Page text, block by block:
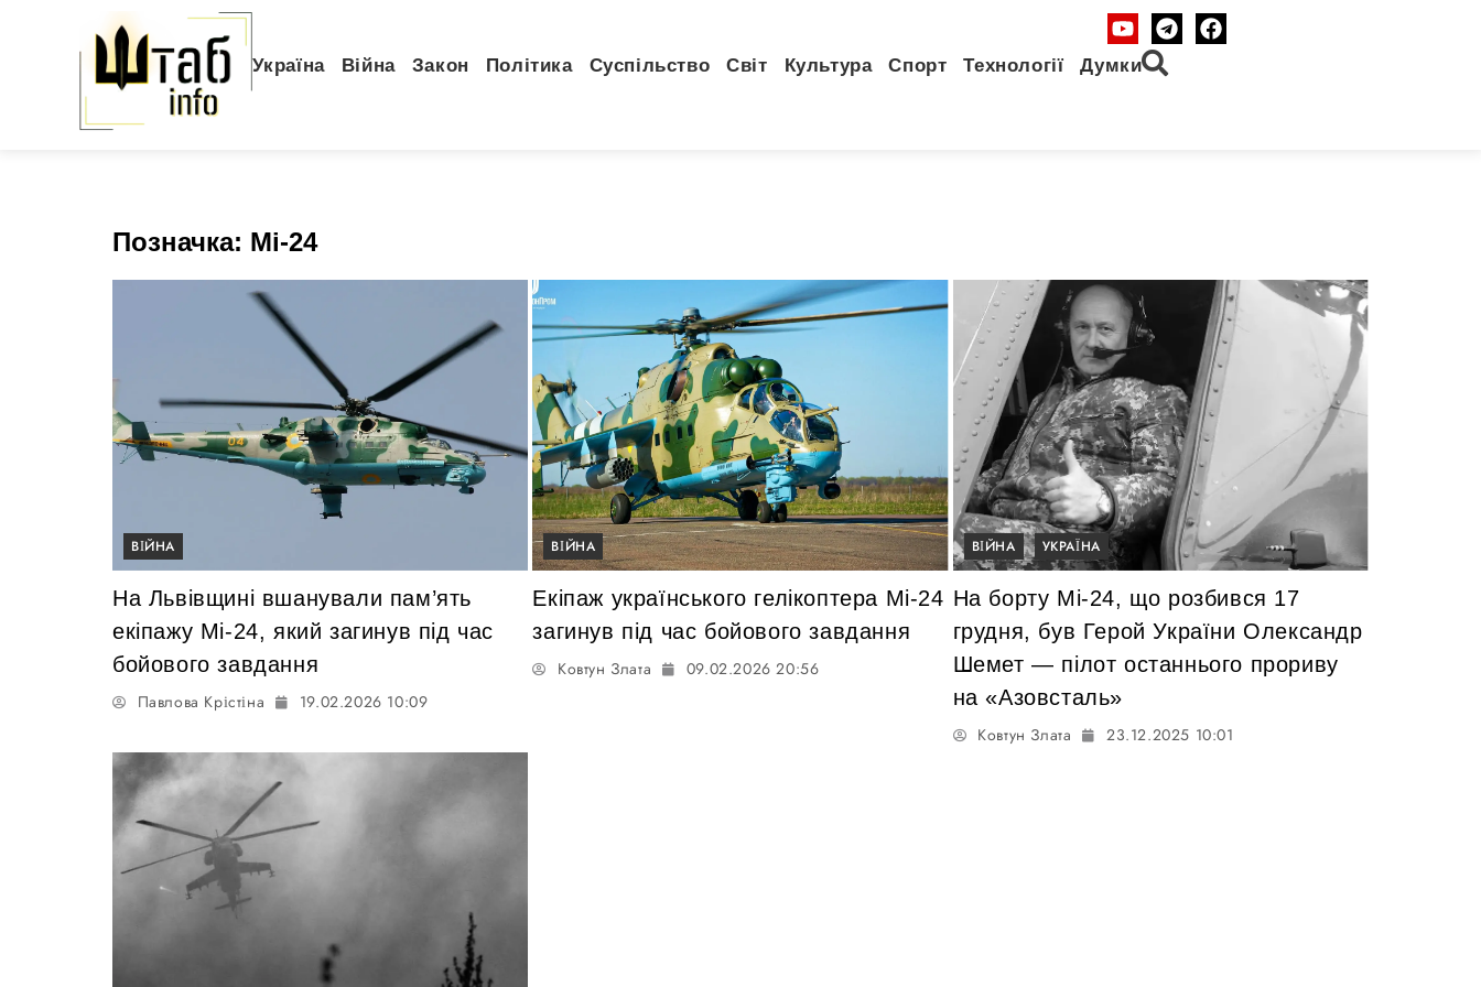
Україна Війна Закон Політика Суспільство Світ Культура Спорт Технології Думки
Позначка: Мі-24
ВІЙНА
На Львівщині вшанували пам’ять
екіпажу Мі-24, який загинув під час
бойового завдання
Павлова Крістіна 19.02.2026 10:09
ВІЙНА
Екіпаж українського гелікоптера Мі-24
загинув під час бойового завдання
Ковтун Злата 09.02.2026 20:56
ВІЙНА УКРАЇНА
На борту Мі-24, що розбився 17
грудня, був Герой України Олександр
Шемет — пілот останнього прориву
на «Азовсталь»
Ковтун Злата 23.12.2025 10:01